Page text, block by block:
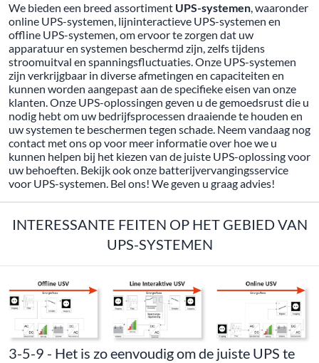
We bieden een breed assortiment UPS-systemen, waaronder
online UPS-systemen, lijninteractieve UPS-systemen en
offline UPS-systemen, om ervoor te zorgen dat uw
apparatuur en systemen beschermd zijn, zelfs tijdens
stroomuitval en spanningsfluctuaties. Onze UPS-systemen
zijn verkrijgbaar in diverse afmetingen en capaciteiten en
kunnen worden aangepast aan de specifieke eisen van onze
klanten. Onze UPS-oplossingen geven u de gemoedsrust die u
nodig hebt om uw bedrijfsprocessen draaiende te houden en
uw systemen te beschermen tegen schade. Neem vandaag nog
contact met ons op voor meer informatie over hoe we u
kunnen helpen bij het kiezen van de juiste UPS-oplossing voor
uw behoeften. Bekijk ook onze batterijvervangingsservice
voor UPS-systemen. Bel ons! We geven u graag advies!
INTERESSANTE FEITEN OP HET GEBIED VAN
UPS-SYSTEMEN
3-5-9 - Het is zo eenvoudig om de juiste UPS te